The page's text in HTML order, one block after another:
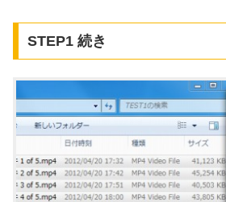
STEP1 続き